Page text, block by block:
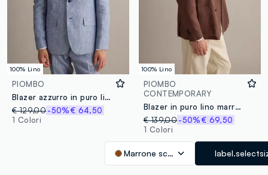
100% Lino
PIOMBO
Blazer azzurro in puro lino slim fit
€ 129,00-50%€ 64,50
1 Colori
100% Lino
PIOMBO
CONTEMPORARY
Blazer in puro lino marrone regular fit
€ 139,00-50%€ 69,50
1 Colori
Marrone scuro